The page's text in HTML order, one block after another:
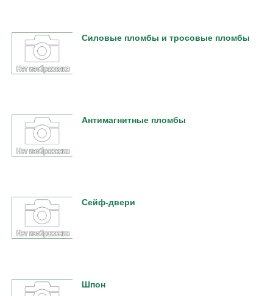
Силовые пломбы и тросовые пломбы
Антимагнитные пломбы
Сейф-двери
Шпон